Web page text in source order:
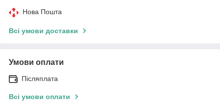
Нова Пошта
Всі умови доставки
Умови оплати
Післяплата
Всі умови оплати